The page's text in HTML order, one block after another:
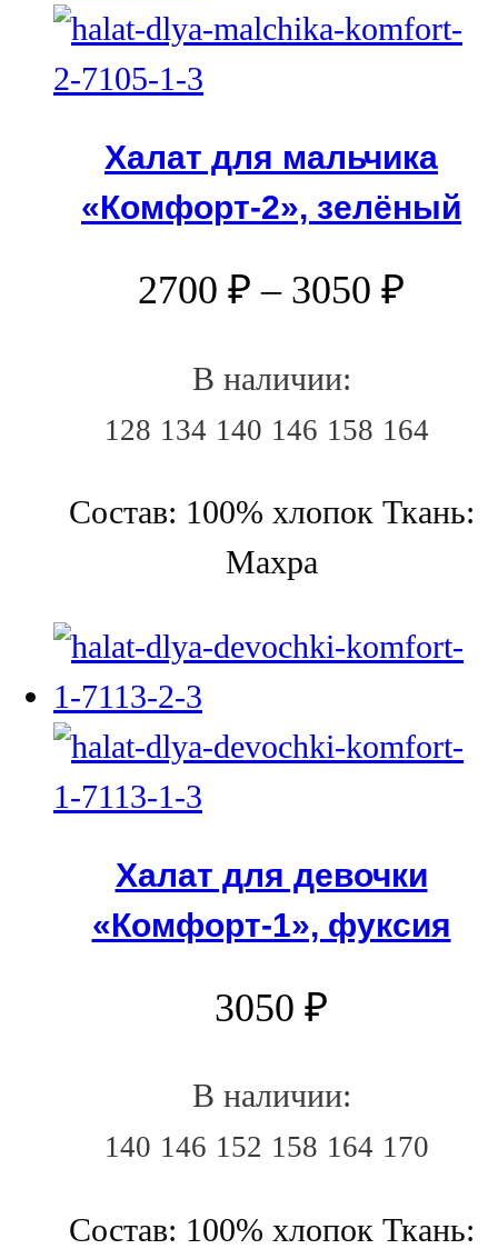
Халат для мальчика
«Комфорт-2», зелёный
2700 ₽ – 3050 ₽
В наличии:
128 134 140 146 158 164
Состав: 100% хлопок Ткань:
Махра
Халат для девочки
«Комфорт-1», фуксия
3050 ₽
В наличии:
140 146 152 158 164 170
Состав: 100% хлопок Ткань: